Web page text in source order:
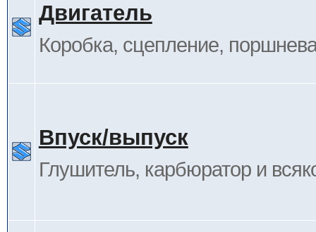
Двигатель
Коробка, сцепление,
Впуск/выпуск
Глушитель, карбюратор и